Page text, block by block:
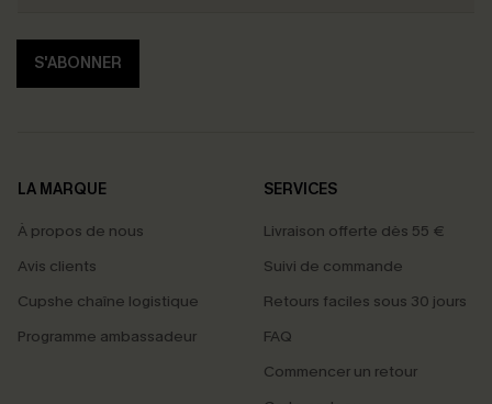
S'ABONNER
LA MARQUE
À propos de nous
Avis clients
Cupshe chaîne logistique
Programme ambassadeur
SERVICES
Livraison offerte dès 55 €
Suivi de commande
Retours faciles sous 30 jours
FAQ
Commencer un retour